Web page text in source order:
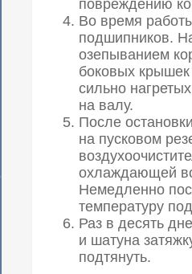
повреждению
Во время
подшипников.
озепыванием
боковых крышек
сильно
на валу.
После
на пусковом
охлаждающей
Немедленно
температуру
Раз в десять
и шатуна
подтянуть.